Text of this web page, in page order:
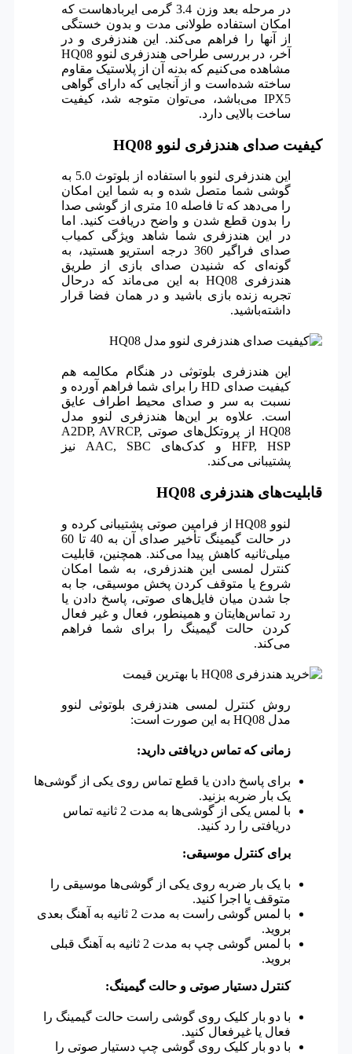
در مرحله بعد وزن 3.4 گرمی ایربادهاست که
امکان استفاده طولانی مدت و بدون خستگی
از آنها را فراهم می‌کند. این هندزفری و در
آخر، در بررسی طراحی هندزفری لنوو HQ08
مشاهده می‌کنیم که بدنه آن از پلاستیک مقاوم
ساخته شده‌است و از آنجایی که دارای گواهی
IPX5 می‌باشد، می‌توان متوجه شد، کیفیت
ساخت بالایی دارد.
کیفیت صدای هندزفری لنوو HQ08
این هندزفری لنوو با استفاده از بلوتوث 5.0 به
گوشی شما متصل شده و به شما این امکان
را می‌دهد که تا فاصله 10 متری از گوشی صدا
را بدون قطع شدن و واضح دریافت کنید. اما
در این هندزفری شما شاهد ویژگی کمیاب
صدای فراگیر 360 درجه استریو هستید، به
گونه‌ای که شنیدن صدای بازی از طریق
هندزفری HQ08 به این می‌ماند که درحال
تجربه زنده بازی باشید و در همان فضا قرار
داشته‌باشید.
این هندزفری بلوتوثی در هنگام مکالمه هم
کیفیت صدای HD را برای شما فراهم آورده و
نسبت به سر و صدای محیط اطراف عایق
است. علاوه بر این‌ها هندزفری لنوو مدل
HQ08 از پروتکل‌های صوتی A2DP, AVRCP,
HFP, HSP و کدک‌های AAC, SBC نیز
پشتیبانی می‌کند.
قابلیت‌های هندزفری HQ08
لنوو HQ08 از فرامین صوتی پشتیبانی کرده و
در حالت گیمینگ تأخیر صدای آن به 40 تا 60
میلی‌ثانیه کاهش پیدا می‌کند. همچنین، قابلیت
کنترل لمسی این هندزفری، به شما امکان
شروع یا متوقف کردن پخش موسیقی، جا به
جا شدن میان فایل‌های صوتی، پاسخ دادن یا
رد تماس‌هایتان و همینطور، فعال و غیر فعال
کردن حالت گیمینگ را برای شما فراهم
می‌کند.
روش کنترل لمسی هندزفری بلوتوثی لنوو
مدل HQ08 به این صورت است:
زمانی که تماس دریافتی دارید:
برای پاسخ دادن یا قطع تماس روی یکی از گوشی‌ها
یک بار ضربه بزنید.
با لمس یکی از گوشی‌ها به مدت 2 ثانیه تماس
دریافتی را رد کنید.
برای کنترل موسیقی:
با یک بار ضربه روی یکی از گوشی‌ها موسیقی را
متوقف یا اجرا کنید.
با لمس گوشی راست به مدت 2 ثانیه به آهنگ بعدی
بروید.
با لمس گوشی چپ به مدت 2 ثانیه به آهنگ قبلی
بروید.
کنترل دستیار صوتی و حالت گیمینگ:
با دو بار کلیک روی گوشی راست حالت گیمینگ را
فعال یا غیرفعال کنید.
با دو بار کلیک روی گوشی چپ دستیار صوتی را